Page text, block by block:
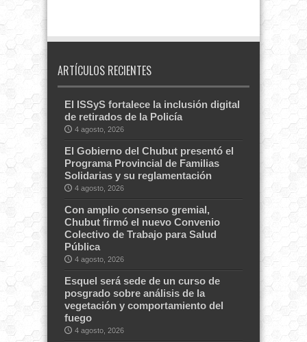
ARTÍCULOS RECIENTES
El ISSyS fortalece la inclusión digital
de retirados de la Policía
4 agosto, 2026
El Gobierno del Chubut presentó el
Programa Provincial de Familias
Solidarias y su reglamentación
4 agosto, 2026
Con amplio consenso gremial,
Chubut firmó el nuevo Convenio
Colectivo de Trabajo para Salud
Pública
4 agosto, 2026
Esquel será sede de un curso de
posgrado sobre análisis de la
vegetación y comportamiento del
fuego
4 agosto, 2026